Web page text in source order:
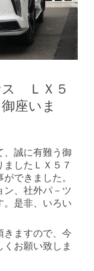
ス ＬＸ５
座いま
、誠に有難う御
したＬＸ５７
できました。
ン、社外パ－ツ
。是非、いろい
きますので、今
お願い致しま